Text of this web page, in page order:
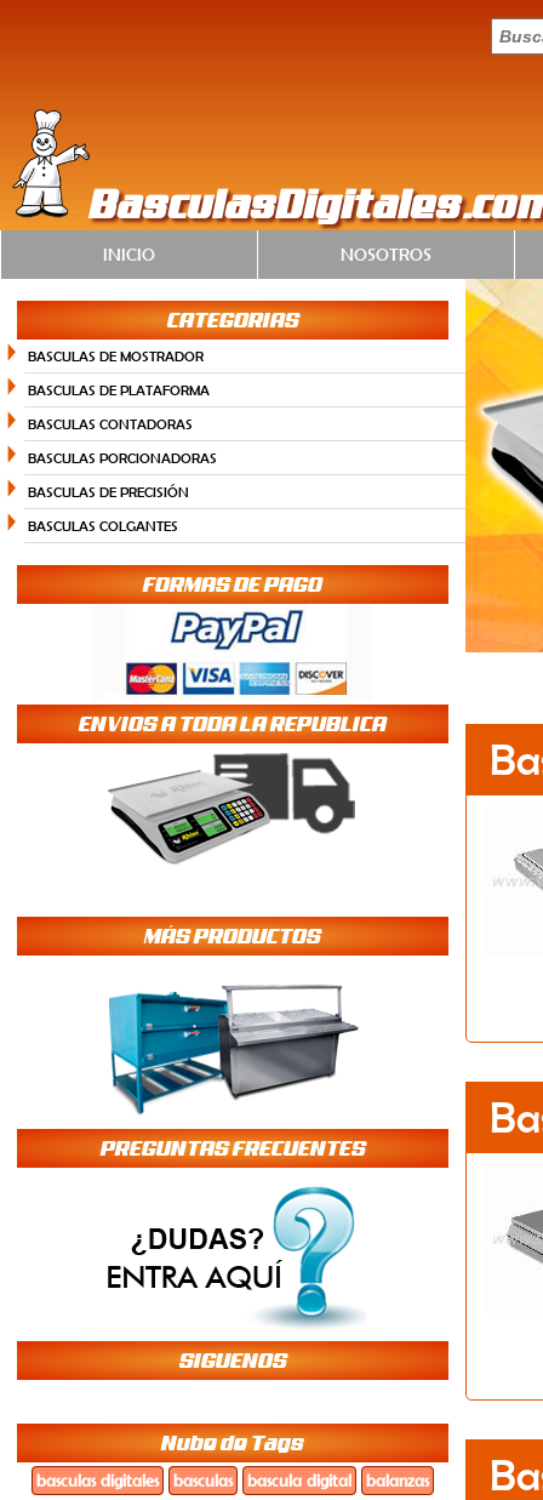
INICIO NOSOTROS
CATEGORIAS
BASCULAS DE MOSTRADOR
BASCULAS DE PLATAFORMA
BASCULAS CONTADORAS
BASCULAS PORCIONADORAS
BASCULAS DE PRECISIÓN
BASCULAS COLGANTES
FORMAS DE PAGO
ENVIOS A TODA LA REPUBLICA
MÁS PRODUCTOS
PREGUNTAS FRECUENTES
SIGUENOS
Nube de Tags
basculas digitales basculas bascula digital
balanzas